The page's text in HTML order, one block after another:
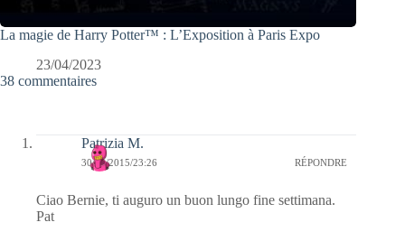
La magie de Harry Potter™ : L’Exposition à Paris Expo
23/04/2023
38 commentaires
Patrizia M.
30/04/2015/23:26 RÉPONDRE
Ciao Bernie, ti auguro un buon lungo fine settimana.
Pat